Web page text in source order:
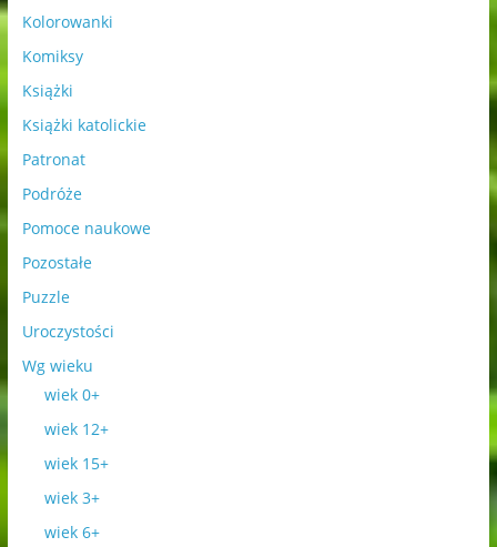
Kolorowanki
Komiksy
Książki
Książki katolickie
Patronat
Podróże
Pomoce naukowe
Pozostałe
Puzzle
Uroczystości
Wg wieku
wiek 0+
wiek 12+
wiek 15+
wiek 3+
wiek 6+